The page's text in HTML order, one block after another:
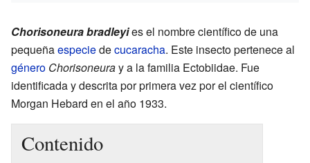
Chorisoneura bradleyies el nombre científico de una
pequeñaespeciedecucaracha. Este insecto pertenece al
género Chorisoneuray a la familia Ectobiidae. Fue
identificada y descrita por primera vez por el científico
Morgan Hebard en el año 1933.
Contenido